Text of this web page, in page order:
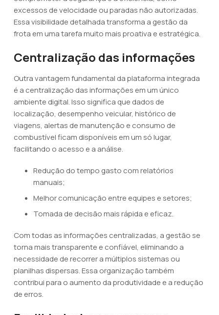
excessos de velocidade ou paradas não autorizadas.
Essa visibilidade detalhada transforma a gestão da
frota em uma tarefa muito mais proativa e estratégica.
Centralização das informações
Outra vantagem fundamental da plataforma integrada
é a centralização das informações em um único
ambiente digital. Isso significa que dados de
localização, desempenho veicular, histórico de
viagens, alertas de manutenção e consumo de
combustível ficam disponíveis em um só lugar,
facilitando o acesso e a análise.
Redução do tempo gasto com relatórios
manuais;
Melhor comunicação entre equipes e setores;
Tomada de decisão mais rápida e eficaz.
Com todas as informações centralizadas, a gestão se
torna mais transparente e confiável, eliminando a
necessidade de recorrer a múltiplos sistemas ou
planilhas dispersas. Essa organização também
contribui para o aumento da produtividade e a redução
de erros.